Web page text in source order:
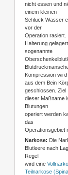
nicht essen und
einem kleinen
Schluck Wasser
vor der
Operation rasiert.
Halterung
sogenannte
Kompression
aus dem Bein
geschlossen. Ziel
dieser Maßname
Blutungen
operiert werden
das
Operationsgebiet
Narkose: Die
Blutleere nach
Regel
wird eine
Teilnarkose